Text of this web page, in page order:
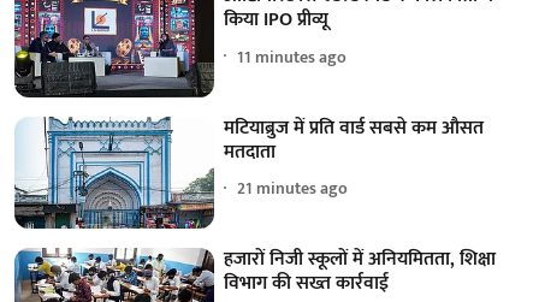
किया IPO प्रीव्यू
11 minutes ago
मटियाब्रुज में प्रति वार्ड सबसे कम औसत
मतदाता
21 minutes ago
हजारों निजी स्कूलों में अनियमितता, शिक्षा
विभाग की सख्त कार्रवाई